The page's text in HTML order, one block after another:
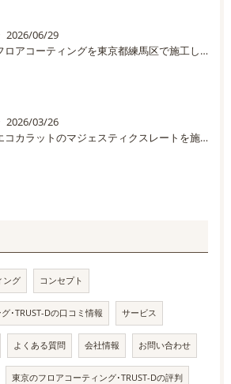
2026/06/29
フロアコーティングを東京都練馬区で施工しました
2026/03/26
エコカラットのマジェスティクスレートを施工しました
ング コンセプト
･TRUST-Dの口コミ情報 サービス
よくある質問 会社情報 お問い合わせ
東京のフロアコーティング･TRUST-Dの評判